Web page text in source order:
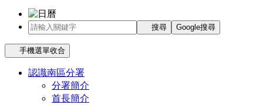
搜尋 Google搜尋
手機選單收合
認識南區分署
分署簡介
首長簡介